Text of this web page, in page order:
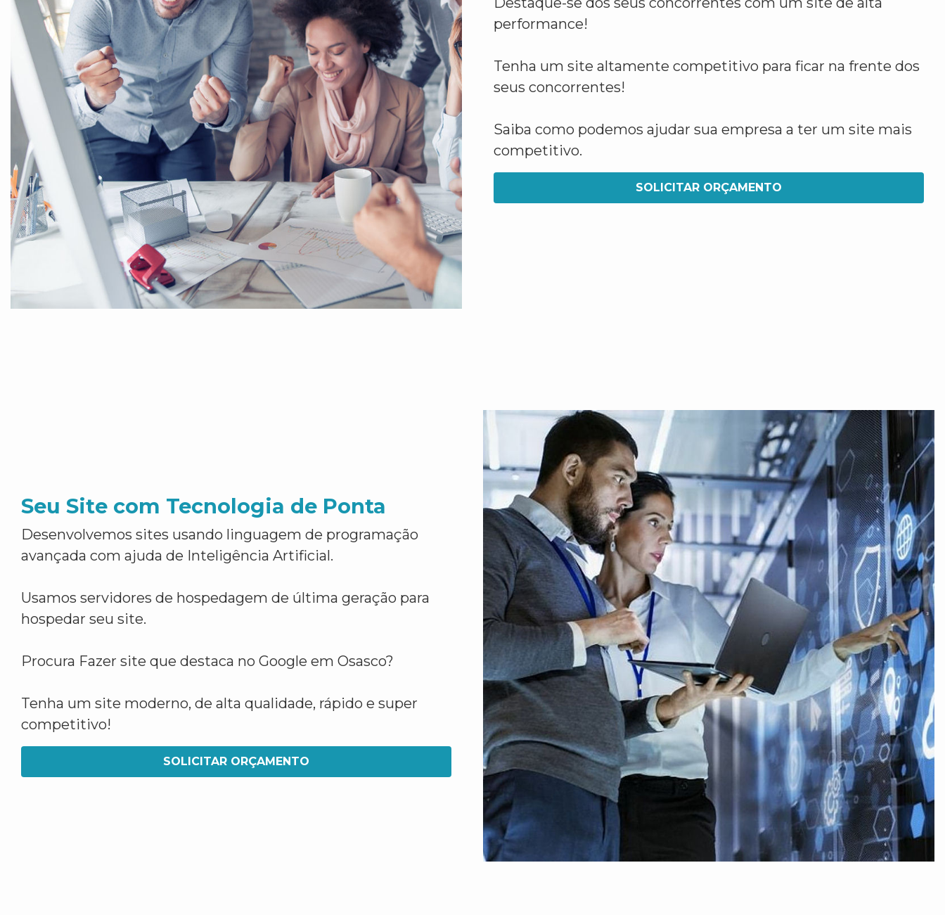
performance!
Tenha um site altamente competitivo para ficar na frente dos
seus concorrentes!
Saiba como podemos ajudar sua empresa a ter um site mais
competitivo.
SOLICITAR ORÇAMENTO
Seu Site com Tecnologia de Ponta
Desenvolvemos sites usando linguagem de programação
avançada com ajuda de Inteligência Artificial.
Usamos servidores de hospedagem de última geração para
hospedar seu site.
Procura Fazer site que destaca no Google em Osasco?
Tenha um site moderno, de alta qualidade, rápido e super
competitivo!
SOLICITAR ORÇAMENTO